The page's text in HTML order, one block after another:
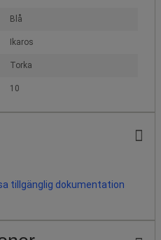
Blå
Ikaros
Torka
10
tillgänglig dokumentation